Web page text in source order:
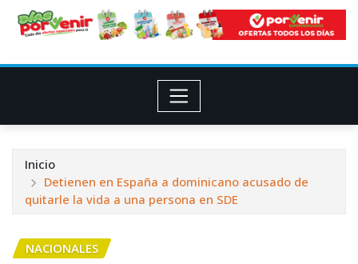
Inicio
Detienen en España a dominicano acusado de
quitarle la vida a una persona en SDE
NACIONALES